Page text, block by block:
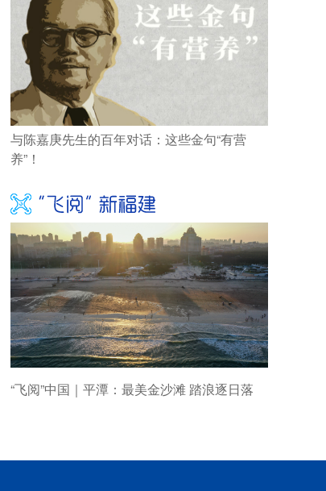
与陈嘉庚先生的百年对话：这些金句“有营
养”！
“飞阅”中国｜平潭：最美金沙滩 踏浪逐日落